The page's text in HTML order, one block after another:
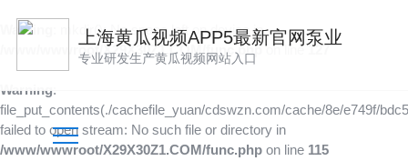
Warning
: mkdir(): No space left on device in
/www/wwwroot/X29X30Z1.COM/func.phpon line127
Warning:
file_put_contents(./cachefile_yuan/cdswzn.com/cache/8e/e749f/
failed to open stream: No such file or directory in
/www/wwwroot/X29X30Z1.COM/func.php on line 115
上海黄瓜视频APP5最新官网泵业
专业研发生产黄瓜视频网站入口